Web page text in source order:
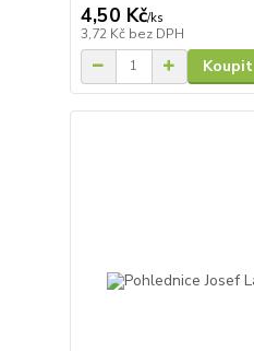
4,50 Kč/ks
3,72 Kč bez DPH
Koupit